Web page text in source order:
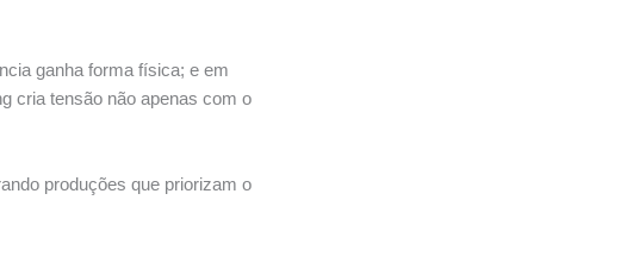
ganha forma física; e em
cria tensão não apenas com o
produções que priorizam o